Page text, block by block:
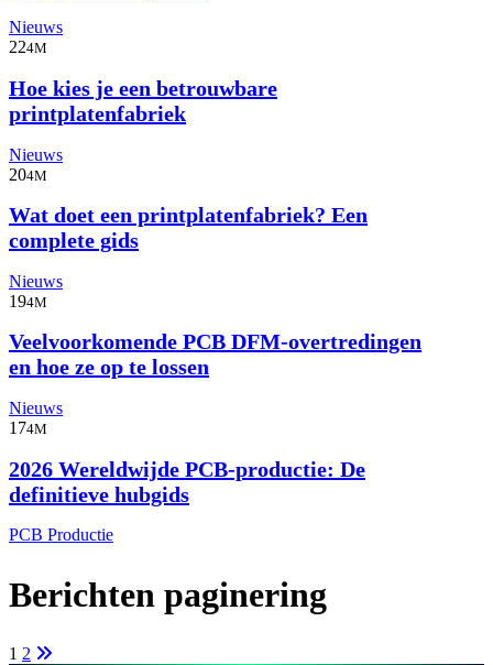
Nieuws
224M
Hoe kies je een betrouwbare
printplatenfabriek
Nieuws
204M
Wat doet een printplatenfabriek? Een
complete gids
Nieuws
194M
Veelvoorkomende PCB DFM-overtredingen
en hoe ze op te lossen
Nieuws
174M
2026 Wereldwijde PCB-productie: De
definitieve hubgids
PCB Productie
Berichten paginering
1 2